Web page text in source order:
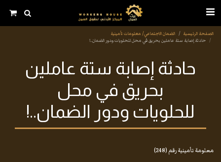
الصفحة الرئيسية
الضمان الاجتماعي/ معلومات تأمينية
حادثة إصابة ستة عاملين بحريق في محل للحلويات ودور الضمان..!
حادثة إصابة ستة عاملين
بحريق في محل
للحلويات ودور الضمان..!
معلومة تأمينية رقم (248)